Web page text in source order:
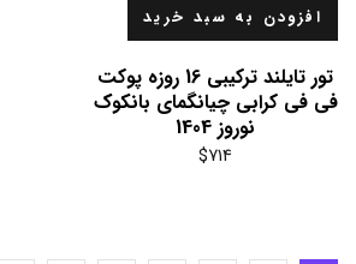
افزودن به سبد خرید
تور تایلند ترکیبی 16 روزه پوکت
فی فی کرابی چیانگمای بانکوک
نوروز 1404
$714